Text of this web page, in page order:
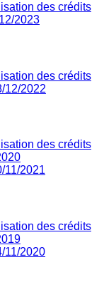
des crédits
2023
des crédits
12/2022
des crédits
11/2021
des crédits
11/2020